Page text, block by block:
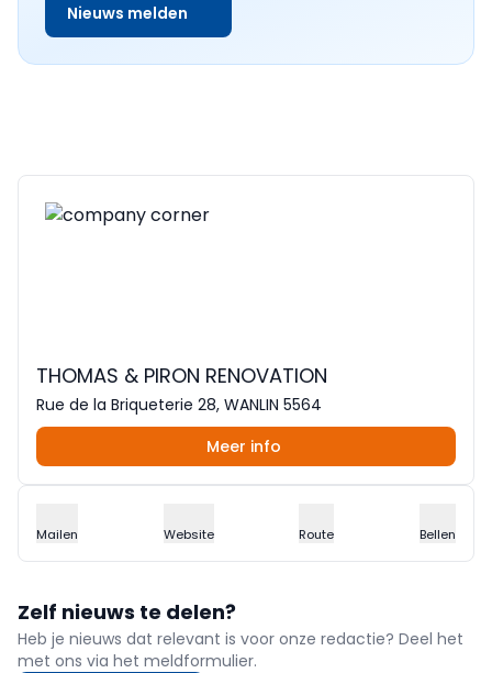
Nieuws melden
THOMAS & PIRON RENOVATION
Rue de la Briqueterie 28, WANLIN 5564
Meer info
Mailen Website Route Bellen
Zelf nieuws te delen?
Heb je nieuws dat relevant is voor onze redactie? Deel het
met ons via het meldformulier.